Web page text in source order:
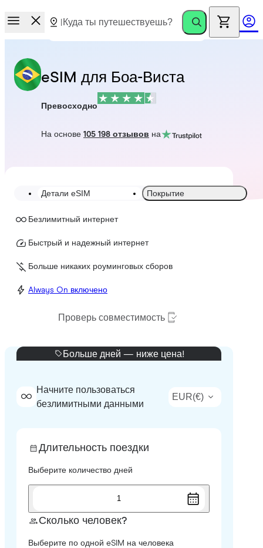
eSIM для Боа-Виста
Превосходно
На основе 105 198 отзывов на
Детали eSIM Покрытие
Безлимитный интернет
Быстрый и надежный интернет
Больше никаких роуминговых сборов
Always On включено
Проверь совместимость
Больше дней — ниже цена!
Начните пользоваться
безлимитными данными
EUR(€)
Длительность поездки
Выберите количество дней
1
Сколько человек?
Выберите по одной eSIM на человека